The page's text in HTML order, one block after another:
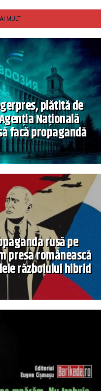
MULT
plătită de
Națională
facă propagandă
rusă pe
presa românească
războiului hibrid